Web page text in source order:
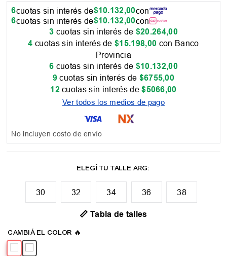
6cuotas sin interés de$10.132,00con
6cuotas sin interés de$10.132,00con
3 cuotas sin interés de $20.264,00
4 cuotas sin interés de$15.198,00 con Banco
Provincia
6 cuotas sin interés de $10.132,00
9 cuotas sin interés de $6755,00
12 cuotas sin interés de$5066,00
Ver todos los medios de pago
No incluyen costo de envío
30 32 34 36 38
📏 Tabla de talles